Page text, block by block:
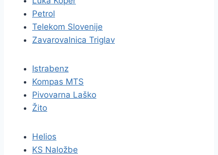
Petrol
Telekom Slovenije
Zavarovalnica Triglav
Istrabenz
Kompas MTS
Pivovarna Laško
Žito
Helios
KS Naložbe